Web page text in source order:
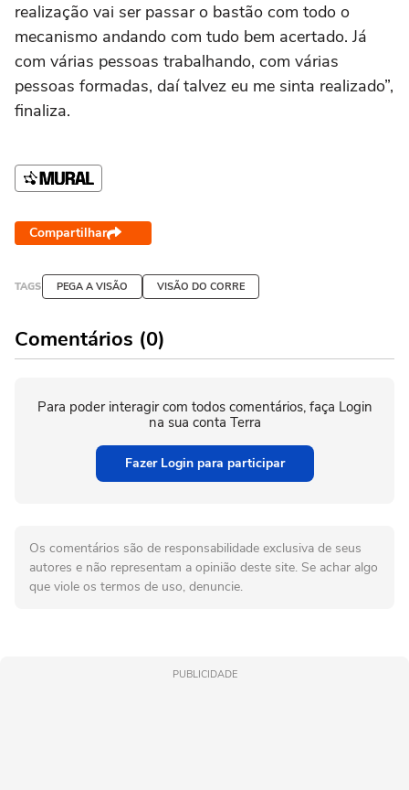
realização vai ser passar o bastão com todo o
mecanismo andando com tudo bem acertado. Já
com várias pessoas trabalhando, com várias
pessoas formadas, daí talvez eu me sinta realizado”,
finaliza.
Compartilhar
TAGS PEGA A VISÃO VISÃO DO CORRE
Comentários (0)
Para poder interagir com todos comentários, faça Login
na sua conta Terra
Fazer Login para participar
Os comentários são de responsabilidade exclusiva de seus
autores e não representam a opinião deste site. Se achar algo
que viole os termos de uso, denuncie.
PUBLICIDADE